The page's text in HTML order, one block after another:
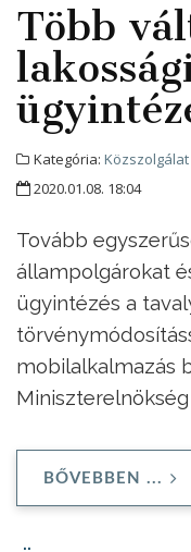
Több
Kategória: Közszolgálat
2020.01.08. 18:04
Tovább
állampolgárokat
ügyintézés a
mobilalkalmazás
BŐVEBBEN ...